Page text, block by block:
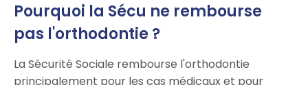
Pourquoi la Sécu ne rembourse
pas l'orthodontie ?
La Sécurité Sociale rembourse l'orthodontie
principalement pour les cas médicaux et pour